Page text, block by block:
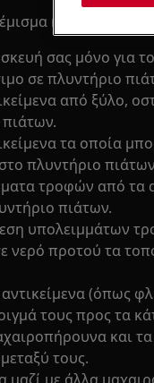
και το
σας μόνο για
σε πλυντήριο
από ξύλο,
τα οποία
πλυντήριο
τροφών από τα
πιάτων.
υπολειμμάτων
νερό προτού τα
(όπως
τους προς τα
και
τους.